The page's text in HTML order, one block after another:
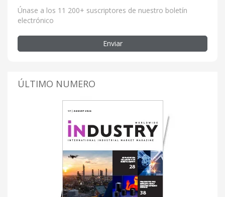
Únase a los 11 200+ suscriptores de nuestro boletín
electrónico
Enviar
ÚLTIMO NUMERO